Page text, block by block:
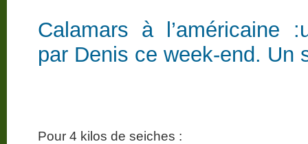
Calamars à l’américaine
par Denis ce week-end. Un
Pour 4 kilos de seiches :